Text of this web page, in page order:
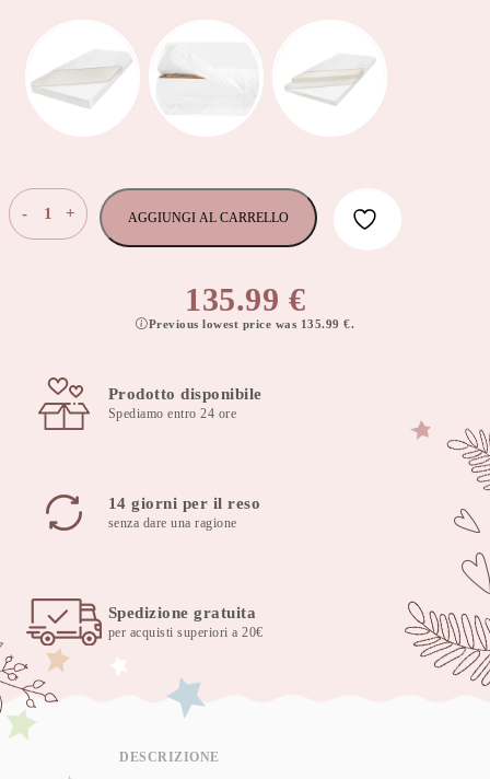
-
Materasso
spessore
8cm,
70x160cm,
quantità
+ AGGIUNGI AL CARRELLO
135.99 €
Previous lowest price was 135.99 €.
Prodotto disponibile
Spediamo entro 24 ore
14 giorni per il reso
senza dare una ragione
Spedizione gratuita
per acquisti superiori a 20€
DESCRIZIONE